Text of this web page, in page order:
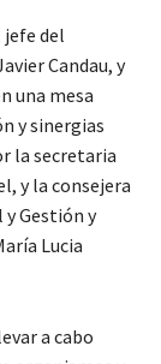
del
Candau, y
una mesa
y sinergias
la secretaria
y la consejera
Gestión y
Lucia
a cabo